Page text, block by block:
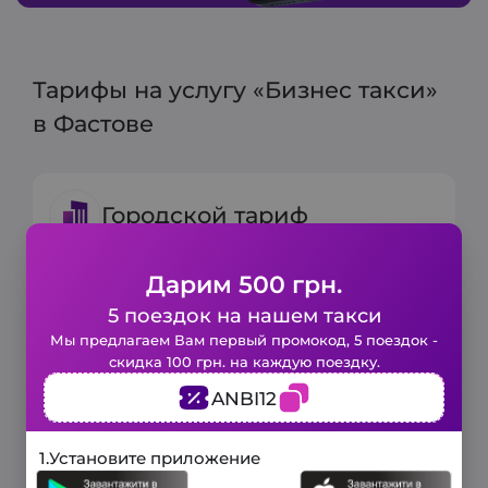
Тарифы на услугу «Бизнес такси»
в Фастове
Городской тариф
Минимальный тариф:
Включено 6 мин и 3 км
Цена за 1 км: 20 грн
Загородный тариф
Закажите такси в 1 клик!
Заполните короткую форму и наше
авто будет у вас уже через
несколько минут.
3 минуты
Дарим 500 грн.
5 поездок на нашем такси
Мы предлагаем Вам первый промокод, 5 поездок -
скидка 100 грн. на каждую поездку.
ANBI12
1.Установите приложение